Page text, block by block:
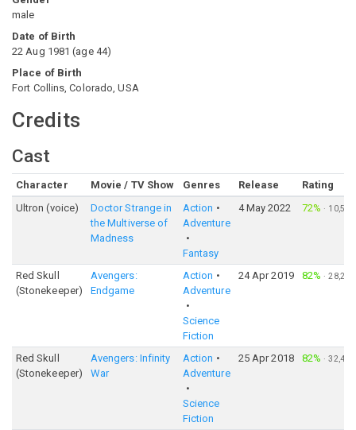
male
Date of Birth
22 Aug 1981 (age 44)
Place of Birth
Fort Collins, Colorado, USA
Credits
Cast
Character Movie / TV Show Genres Release
Rating
Ultron (voice)
Doctor Strange in
the Multiverse of
Madness
Action
Adventure
Fantasy
4 May 2022 72% · 10,572
Red Skull
(Stonekeeper)
Avengers:
Endgame
Action
Adventure
Science
Fiction
24 Apr 2019 82% ·28,223
Red Skull
(Stonekeeper)
Avengers: Infinity
War
Action
Adventure
Science
Fiction
25 Apr 2018 82% ·32,484